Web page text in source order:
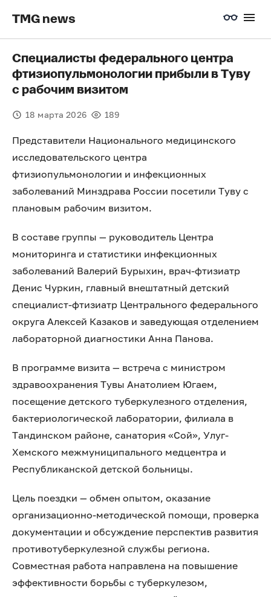
TMG news
Специалисты федерального центра
фтизиопульмонологии прибыли в Туву
с рабочим визитом
18 марта 2026 189
Представители Национального медицинского
исследовательского центра
фтизиопульмонологии и инфекционных
заболеваний Минздрава России посетили Туву с
плановым рабочим визитом.
В составе группы — руководитель Центра
мониторинга и статистики инфекционных
заболеваний Валерий Бурыхин, врач-фтизиатр
Денис Чуркин, главный внештатный детский
специалист-фтизиатр Центрального федерального
округа Алексей Казаков и заведующая отделением
лабораторной диагностики Анна Панова.
В программе визита — встреча с министром
здравоохранения Тувы Анатолием Югаем,
посещение детского туберкулезного отделения,
бактериологической лаборатории, филиала в
Тандинском районе, санатория «Сой», Улуг-
Хемского межмуниципального медцентра и
Республиканской детской больницы.
Цель поездки — обмен опытом, оказание
организационно-методической помощи, проверка
документации и обсуждение перспектив развития
противотуберкулезной службы региона.
Совместная работа направлена на повышение
эффективности борьбы с туберкулезом,